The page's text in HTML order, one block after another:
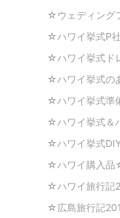
☆ウェディング
☆ハワイ挙式P
☆ハワイ挙式ド
☆ハワイ挙式の
☆ハワイ挙式
☆ハワイ挙式＆
☆ハワイ挙式
☆ハワイ購入品
☆ハワイ旅行
☆広島旅行記